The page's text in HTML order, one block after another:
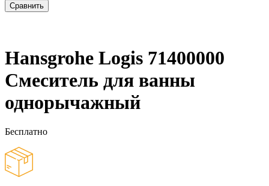
Сравнить
Hansgrohe Logis 71400000
Смеситель для ванны
однорычажный
Бесплатно